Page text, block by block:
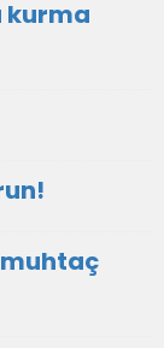
kurma
muhtaç